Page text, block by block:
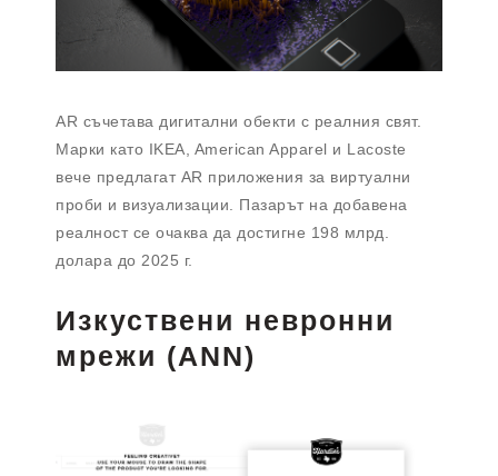
AR съчетава дигитални обекти с реалния свят.
Марки като IKEA, American Apparel и Lacoste
вече предлагат AR приложения за виртуални
проби и визуализации. Пазарът на добавена
реалност се очаква да достигне 198 млрд.
долара до 2025 г.
Изкуствени невронни
мрежи (ANN)